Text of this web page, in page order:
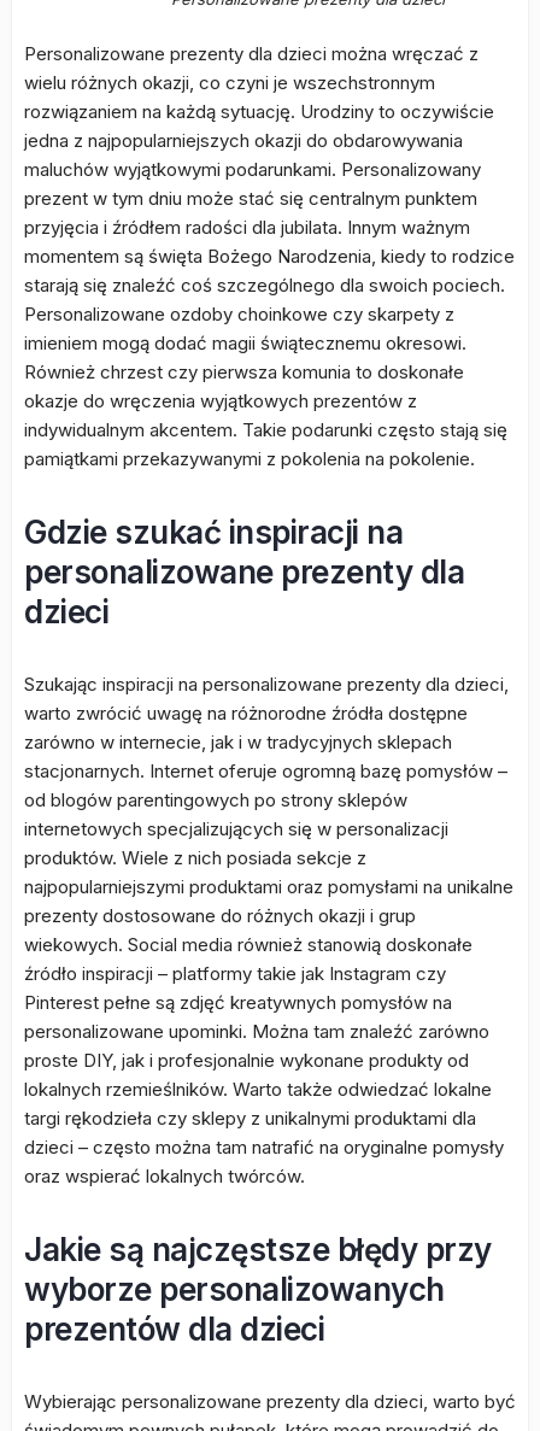
Personalizowane prezenty dla dzieci można wręczać z
wielu różnych okazji, co czyni je wszechstronnym
rozwiązaniem na każdą sytuację. Urodziny to oczywiście
jedna z najpopularniejszych okazji do obdarowywania
maluchów wyjątkowymi podarunkami. Personalizowany
prezent w tym dniu może stać się centralnym punktem
przyjęcia i źródłem radości dla jubilata. Innym ważnym
momentem są święta Bożego Narodzenia, kiedy to rodzice
starają się znaleźć coś szczególnego dla swoich pociech.
Personalizowane ozdoby choinkowe czy skarpety z
imieniem mogą dodać magii świątecznemu okresowi.
Również chrzest czy pierwsza komunia to doskonałe
okazje do wręczenia wyjątkowych prezentów z
indywidualnym akcentem. Takie podarunki często stają się
pamiątkami przekazywanymi z pokolenia na pokolenie.
Gdzie szukać inspiracji na
personalizowane prezenty dla
dzieci
Szukając inspiracji na personalizowane prezenty dla dzieci,
warto zwrócić uwagę na różnorodne źródła dostępne
zarówno w internecie, jak i w tradycyjnych sklepach
stacjonarnych. Internet oferuje ogromną bazę pomysłów –
od blogów parentingowych po strony sklepów
internetowych specjalizujących się w personalizacji
produktów. Wiele z nich posiada sekcje z
najpopularniejszymi produktami oraz pomysłami na unikalne
prezenty dostosowane do różnych okazji i grup
wiekowych. Social media również stanowią doskonałe
źródło inspiracji – platformy takie jak Instagram czy
Pinterest pełne są zdjęć kreatywnych pomysłów na
personalizowane upominki. Można tam znaleźć zarówno
proste DIY, jak i profesjonalnie wykonane produkty od
lokalnych rzemieślników. Warto także odwiedzać lokalne
targi rękodzieła czy sklepy z unikalnymi produktami dla
dzieci – często można tam natrafić na oryginalne pomysły
oraz wspierać lokalnych twórców.
Jakie są najczęstsze błędy przy
wyborze personalizowanych
prezentów dla dzieci
Wybierając personalizowane prezenty dla dzieci, warto być